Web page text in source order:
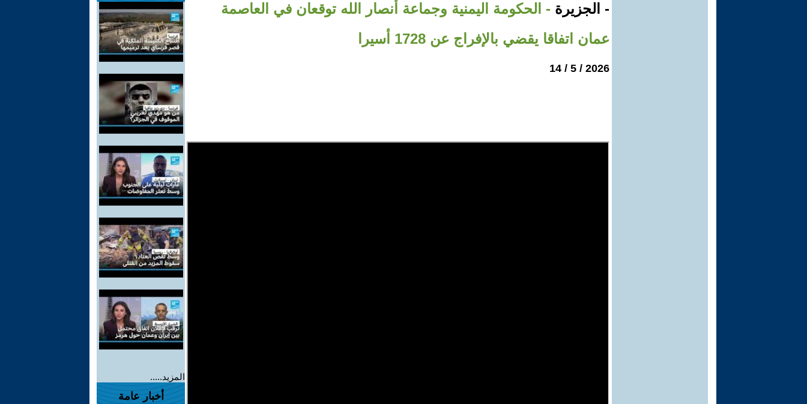
- الجزيرة - الحكومة اليمنية وجماعة أنصار الله توقعان في العاصمة
عمان اتفاقا يقضي بالإفراج عن 1728 أسيرا
2026 / 5 / 14
المزيد.....
أخبار عامة